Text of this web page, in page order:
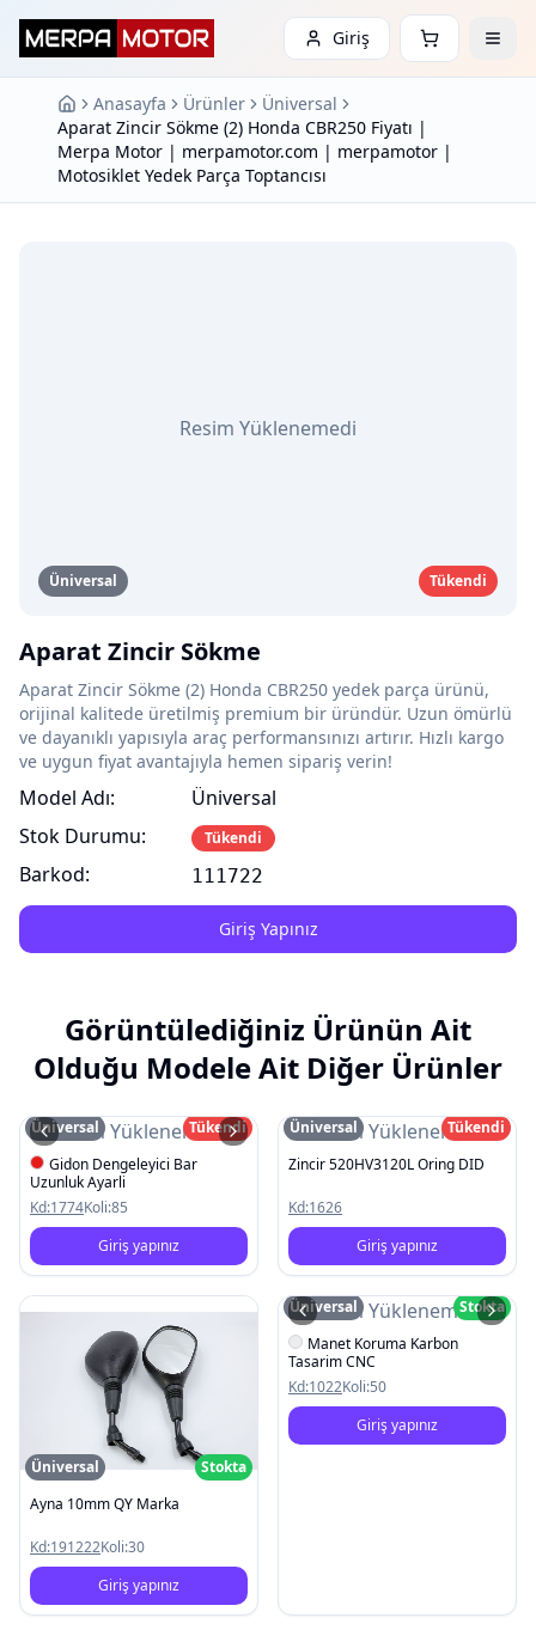
Giriş
Anasayfa Ürünler
Üniversal
Aparat Zincir Sökme (2) Honda CBR250 Fiyatı |
Merpa Motor | merpamotor.com | merpamotor |
Motosiklet Yedek Parça Toptancısı
Üniversal Tükendi
Resim Yüklenemedi
Aparat Zincir Sökme
Aparat Zincir Sökme (2) Honda CBR250 yedek parça ürünü,
orijinal kalitede üretilmiş premium bir üründür. Uzun ömürlü
ve dayanıklı yapısıyla araç performansınızı artırır. Hızlı kargo
ve uygun fiyat avantajıyla hemen sipariş verin!
Model Adı:
Stok Durumu:
Barkod:
Üniversal
Tükendi
111722
Giriş Yapınız
Görüntülediğiniz Ürünün Ait
Olduğu Modele Ait Diğer Ürünler
Resim Yüklenemedi
Üniversal
Tükendi
Gidon Dengeleyici Bar
Uzunluk Ayarli
Kd:1774Koli:85
Giriş yapınız
Resim Yüklenemedi
Üniversal
Tükendi
Zincir 520HV3120L Oring DID
Kd:1626
Giriş yapınız
Üniversal
Stokta
Ayna 10mm QY Marka
Kd:191222Koli:30
Giriş yapınız
Resim Yüklenemedi
Üniversal
Stokta
Manet Koruma Karbon
Tasarim CNC
Kd:1022Koli:50
Giriş yapınız